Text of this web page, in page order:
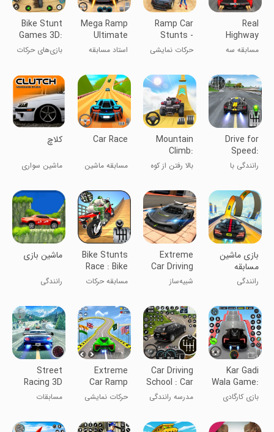
Real
Highway
Car Racing
مسابقه سه
ماشین‌های
واقعی
Ramp Car
Stunts -
Car Games
حرکات نمایشی
بازی‌های
ماشینی
Mega Ramp
Ultimate
Racing
استاد مسابقه
Bike Stunt
Games 3D:
Bike Game
بازی‌های حرکات
بازی دوچرخه
Drive for
Speed:
Simulator
رانندگی با
Mountain
Climb:
Stunt Car
Game
بالا رفتن از کوه
Car Race
مسابقه ماشین
کلاچ
ماشین سواری
بازی ماشین
مسابقه
رانندگی
Extreme
Car Driving
Simulator
شبیه‌ساز
بی‌نهایت
Bike Stunts
Race : Bike
Games
مسابقه حرکات
دوچرخه
‏ماشین بازی
رانندگی
Kar Gadi
Wala Game:
Car Games
بازی کارگادی
ماشین
Car Driving
School : Car
Games
مدرسه رانندگی
Extreme
Car Ramp
Stunts 3D
حرکات نمایشی
آفلاین اتومبیل
Street
Racing 3D
مسابقات